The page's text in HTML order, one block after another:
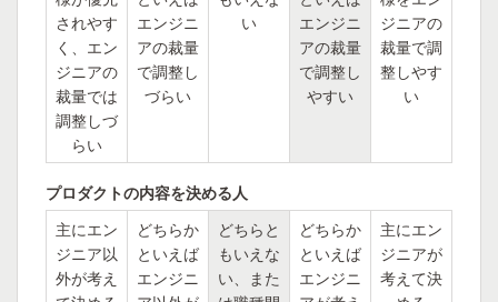
されやす
く、エン
ジニアの
裁量では
調整しづ
らい
エンジニ
アの裁量
で調整し
づらい
い
エンジニ
アの裁量
で調整し
やすい
ジニアの
裁量で調
整しやす
い
プロダクトの内容を決める人
主にエン
ジニア以
外が考え
どちらか
といえば
エンジニ
どちらと
もいえな
い、また
どちらか
といえば
エンジニ
主にエン
ジニアが
考えて決